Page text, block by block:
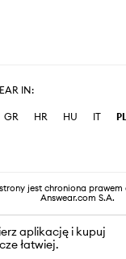
IN:
GR HR HU IT
jest chroniona
Answear.com S.A.
aplikację i kupuj
łatwiej.